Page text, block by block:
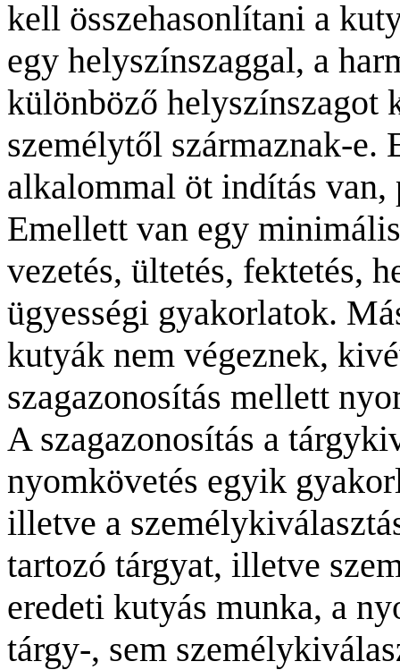
kell összehasonlítani a
egy helyszínszaggal, a
különböző helyszínszagot
személytől származnak-e.
alkalommal öt indítás van,
Emellett van egy
vezetés, ültetés, fektetés,
ügyességi gyakorlatok.
kutyák nem végeznek,
szagazonosítás mellett
A szagazonosítás a
nyomkövetés egyik
illetve a
tartozó tárgyat, illetve
eredeti kutyás munka, a
tárgy-, sem